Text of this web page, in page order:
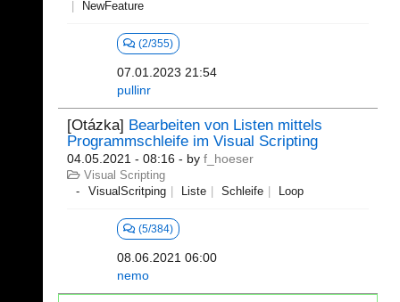
NewFeature
(2/355)
07.01.2023 21:54
pullinr
[Otázka] Bearbeiten von Listen mittels
Programmschleife im Visual Scripting
04.05.2021 - 08:16 - by f_hoeser
Visual Scripting
VisualScritping
Liste Schleife Loop
(5/384)
08.06.2021 06:00
nemo